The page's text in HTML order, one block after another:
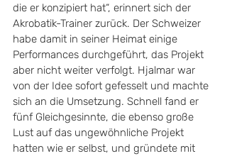
die er konzipiert hat“, erinnert sich der
Akrobatik-Trainer zurück. Der Schweizer
habe damit in seiner Heimat einige
Performances durchgeführt, das Projekt
aber nicht weiter verfolgt. Hjalmar war
von der Idee sofort gefesselt und machte
sich an die Umsetzung. Schnell fand er
fünf Gleichgesinnte, die ebenso große
Lust auf das ungewöhnliche Projekt
hatten wie er selbst, und gründete mit